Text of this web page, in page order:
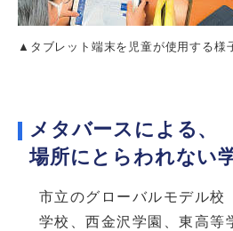
▲タブレット端末を児童が使用する様
メタバースによる、
場所にとらわれない
市立のグローバルモデル校
学校、西金沢学園、東高等